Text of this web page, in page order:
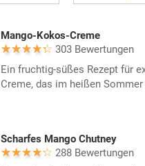
Mango-Kokos-Creme
303 Bewertungen
Ein fruchtig-süßes Rezept für
Creme, das im heißen
Scharfes Mango Chutney
288 Bewertungen